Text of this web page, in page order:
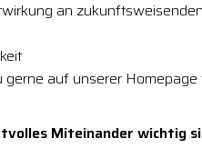
an
auf unserer
Miteinander wichtig